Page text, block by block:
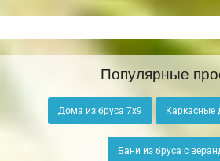
Популярные
Дома из бруса 7х9 Каркасные
Бани из бруса с